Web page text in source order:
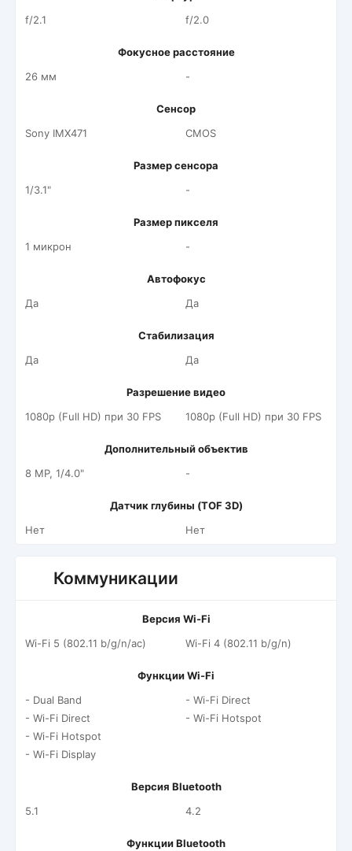
f/2.1
f/2.0
Фокусное расстояние
26 мм
-
Сенсор
Sony IMX471
CMOS
Размер сенсора
1/3.1"
-
Размер пикселя
1 микрон
-
Автофокус
Да
Да
Стабилизация
Да
Да
Разрешение видео
1080p (Full HD) при 30 FPS
1080p (Full HD) при 30 FPS
Дополнительный объектив
8 MP, 1/4.0"
-
Датчик глубины (TOF 3D)
Нет
Нет
Коммуникации
Версия Wi-Fi
Wi-Fi 5 (802.11 b/g/n/ac)
Wi-Fi 4 (802.11 b/g/n)
Функции Wi-Fi
- Dual Band
- Wi-Fi Direct
- Wi-Fi Hotspot
- Wi-Fi Display
- Wi-Fi Direct
- Wi-Fi Hotspot
Версия Bluetooth
5.1
4.2
Функции Bluetooth